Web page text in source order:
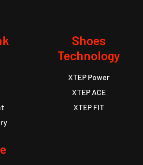
Shoes
Technology
XTEP Power
XTEP ACE
XTEP FIT